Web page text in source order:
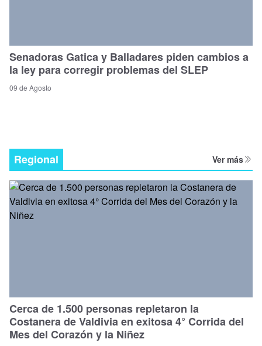
Senadoras Gatica y Balladares piden cambios a
la ley para corregir problemas del SLEP
09 de Agosto
Regional Ver más
Cerca de 1.500 personas repletaron la
Costanera de Valdivia en exitosa 4° Corrida del
Mes del Corazón y la Niñez